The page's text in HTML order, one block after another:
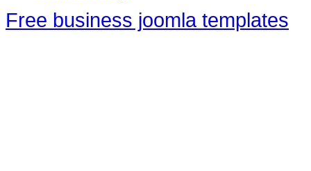
Free business joomla templates